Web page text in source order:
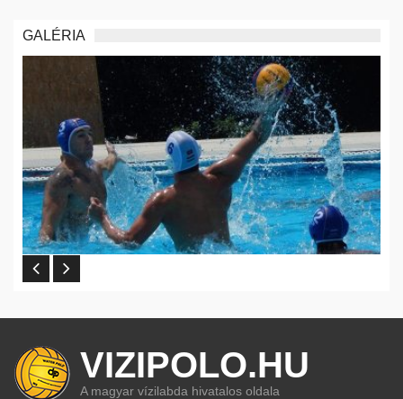
GALÉRIA
VIZIPOLO.HU
A magyar vízilabda hivatalos oldala